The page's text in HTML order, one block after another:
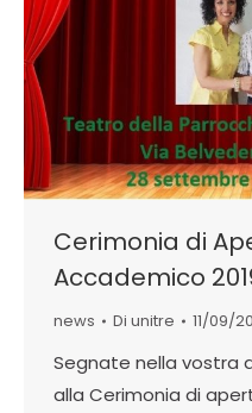
Cerimonia di
Accademico
news Di unitre 11/09/
Segnate nella vostra
alla Cerimonia di